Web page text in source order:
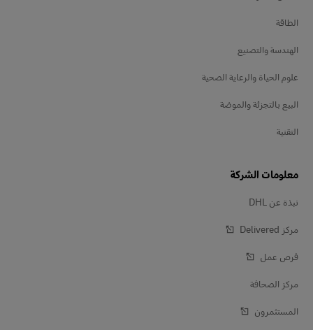
الطاقة
الهندسة والتصنيع
علوم الحياة والرعاية الصحية
البيع بالتجزئة والموضة
التقنية
معلومات الشركة
نبذة عن DHL
مركز Delivered‎
فرص عمل
مركز الصحافة
المستثمرون